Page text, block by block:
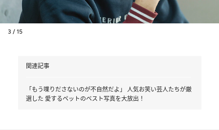
3 / 15
関連記事
「もう喋りださないのが不自然だよ」 人気お笑い芸人たちが厳
選した 愛するペットのベスト写真を大放出！